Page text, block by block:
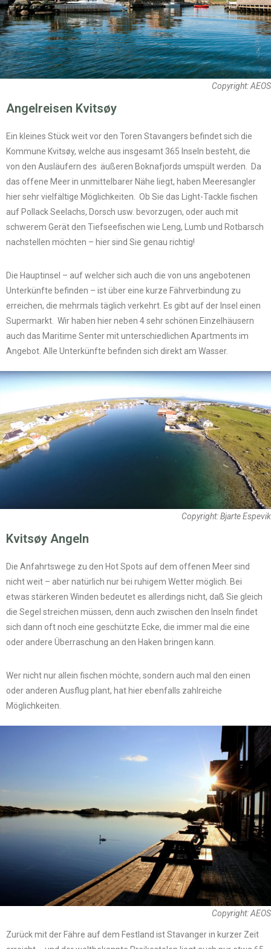
Angelreisen Kvitsøy
Ein kleines Stück weit vor den Toren Stavangers befindet sich die
Kommune Kvitsøy, welche aus insgesamt 365 Inseln besteht, die
von den Ausläufern des äußeren Boknafjords umspült werden. Da
das offene Meer in unmittelbarer Nähe liegt, haben Meeresangler
hier sehr vielfältige Möglichkeiten. Ob Sie das Light-Tackle fischen
auf Pollack Seelachs, Dorsch usw. bevorzugen, oder auch mit
schwerem Gerät den Tiefseefischen wie Leng, Lumb und Rotbarsch
nachstellen möchten – hier sind Sie genau richtig!
Copyright: AEOS
Die Hauptinsel – auf welcher sich auch die von uns angebotenen
Unterkünfte befinden – ist über eine kurze Fährverbindung zu
erreichen, die mehrmals täglich verkehrt. Es gibt auf der Insel einen
Supermarkt. Wir haben hier neben 4 sehr schönen Einzelhäusern
auch das Maritime Senter mit unterschiedlichen Apartments im
Angebot. Alle Unterkünfte befinden sich direkt am Wasser.
Copyright: Bjarte Espevik
Kvitsøy Angeln
Die Anfahrtswege zu den Hot Spots auf dem offenen Meer sind
nicht weit – aber natürlich nur bei ruhigem Wetter möglich. Bei
etwas stärkeren Winden bedeutet es allerdings nicht, daß Sie gleich
die Segel streichen müssen, denn auch zwischen den Inseln findet
sich dann oft noch eine geschützte Ecke, die immer mal die eine
oder andere Überraschung an den Haken bringen kann.
Wer nicht nur allein fischen möchte, sondern auch mal den einen
oder anderen Ausflug plant, hat hier ebenfalls zahlreiche
Möglichkeiten.
Zurück mit der Fähre auf dem Festland ist Stavanger in kurzer Zeit
Copyright: AEOS